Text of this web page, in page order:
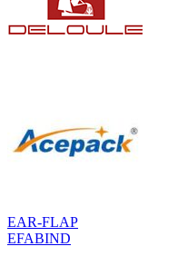
EAR-FLAP
EFABIND